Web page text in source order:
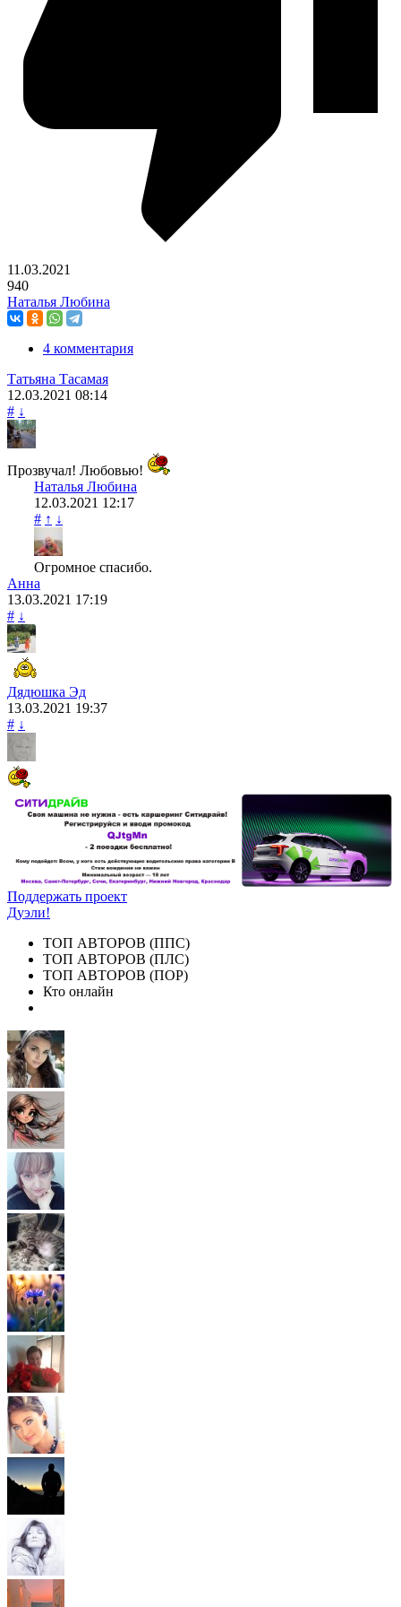
11.03.2021
940
Наталья Любина
4 комментария
Татьяна Тасамая
12.03.2021 08:14
# ↓
Прозвучал! Любовью!
Наталья Любина
12.03.2021 12:17
# ↑ ↓
Огромное спасибо.
Анна
13.03.2021 17:19
# ↓
Дядюшка Эд
13.03.2021 19:37
# ↓
Поддержать проект
Дуэли!
ТОП АВТОРОВ (ППС)
ТОП АВТОРОВ (ПЛС)
ТОП АВТОРОВ (ПОР)
Кто онлайн